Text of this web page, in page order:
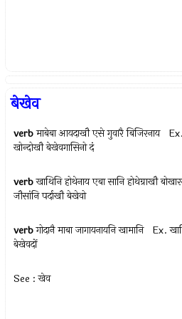
बेखेव
verb माबेबा आयदाखौ एसे गुवारै बिजिरनाय
खोन्दोखौ बेखेवगासिनो दं
verb खाथिनि होथेनाय एबा सानि होथेग्राखौ
जौसांनि पर्दाखौ बेखेवो
verb गोदानै माबा जागायनायनि खामानि Ex.
बेखेवदों
See : खेव